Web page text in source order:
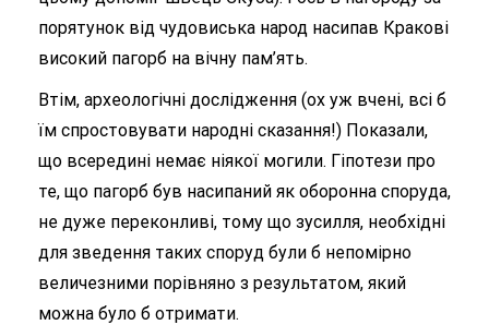
порятунок від чудовиська народ насипав Кракові
високий пагорб на вічну пам’ять.
Втім, археологічні дослідження (ох уж вчені, всі б
їм спростовувати народні сказання!) Показали,
що всередині немає ніякої могили. Гіпотези про
те, що пагорб був насипаний як оборонна споруда,
не дуже переконливі, тому що зусилля, необхідні
для зведення таких споруд були б непомірно
величезними порівняно з результатом, який
можна було б отримати.